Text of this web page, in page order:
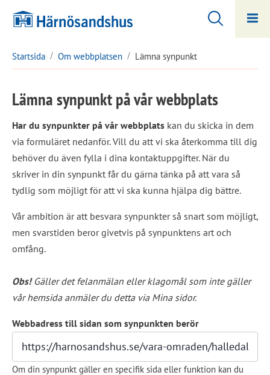
Startsida Om webbplatsen Lämna synpunkt
Lämna synpunkt på vår webbplats
Har du synpunkter på vår webbplats kan du skicka in dem
via formuläret nedanför. Vill du att vi ska återkomma till dig
behöver du även fylla i dina kontaktuppgifter. När du
skriver in din synpunkt får du gärna tänka på att vara så
tydlig som möjligt för att vi ska kunna hjälpa dig bättre.
Vår ambition är att besvara synpunkter så snart som möjligt,
men svarstiden beror givetvis på synpunktens art och
omfång.
Obs! Gäller det felanmälan eller klagomål som inte gäller
vår hemsida anmäler du detta via Mina sidor.
Webbadress till sidan som synpunkten berör
Om din synpunkt gäller en specifik sida eller funktion kan du